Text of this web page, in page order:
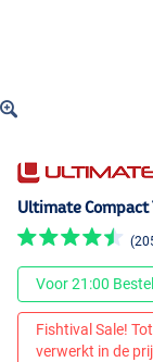
Ultimate Compact
Voor 21:00
Fishtival Sale!
verwerkt in de